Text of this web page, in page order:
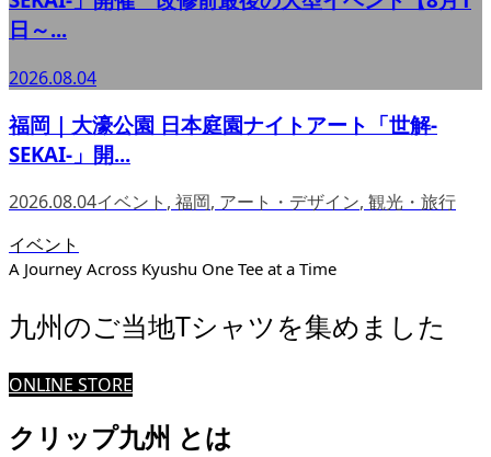
日～...
2026.08.04
福岡｜大濠公園 日本庭園ナイトアート「世解-
SEKAI-」開...
2026.08.04イベント , 福岡, アート・デザイン, 観光・旅行
イベント
A Journey Across Kyushu One Tee at a Time
九州のご当地Tシャツを集めました
ONLINE STORE
クリップ九州 とは